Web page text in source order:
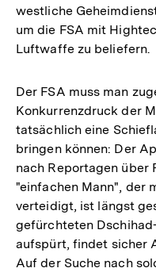
westliche
um die FSA mit
Luftwaffe zu beliefern.
Der FSA muss man
Konkurrenzdruck der
tatsächlich eine
bringen können: Der
nach Reportagen über
"einfachen Mann", der
verteidigt, ist längst
gefürchteten
aufspürt, findet sicher
Auf der Suche nach